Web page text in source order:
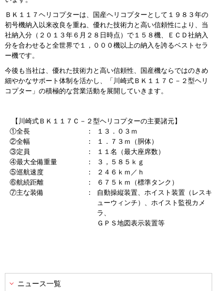
ＢＫ１１７ヘリコプターは、国産ヘリコプターとして１９８３年の
初号機納入以来改良を重ね、優れた技術力と高い信頼性により、当
社納入分（２０１３年６月２８日時点）で１５８機、ＥＣＤ社納入
分を合わせると全世界で１，０００機以上の納入を誇るベストセラ
ー機です。
今後も当社は、優れた技術力と高い信頼性、国産機ならではのきめ
細やかなサポート体制を活かし、「川崎式ＢＫ１１７Ｃ－２型ヘリ
コプター」の積極的な営業活動を展開していきます。
【川崎式ＢＫ１１７Ｃ－２型ヘリコプターの主要諸元】
①全長
：
１３．０３ｍ
②全幅
：
１．７３ｍ（胴体）
③定員
：
１１名（最大座席数）
④最大全備重量
：
３，５８５ｋｇ
⑤巡航速度
：
２４６ｋｍ／ｈ
⑥航続距離
：
６７５ｋｍ（標準タンク）
⑦主な装備
：
自動操縦装置、ホイスト装置（レスキ
ューウィンチ）、ホイスト監視カメ
ラ、
ＧＰＳ地図表示装置等
ニュース一覧